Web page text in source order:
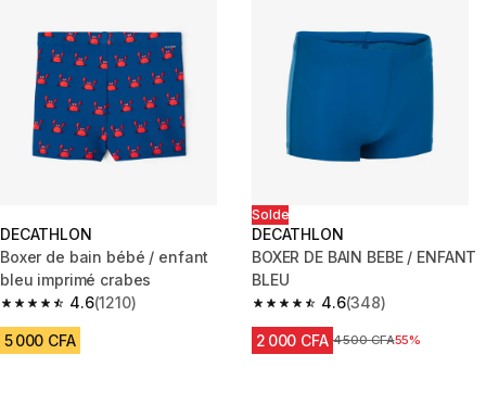
DECATHLON
Boxer de bain bébé / enfant
bleu imprimé crabes
4.6
4.6 out of 5 stars from 1210 reviews
(1210)
5 000 CFA
Solde
DECATHLON
BOXER DE BAIN BEBE / ENFANT
BLEU
4.6
4.6 out of 5 stars from 348
(348)
2 000 CFA Prix avant réduction
4 500 CFA55%